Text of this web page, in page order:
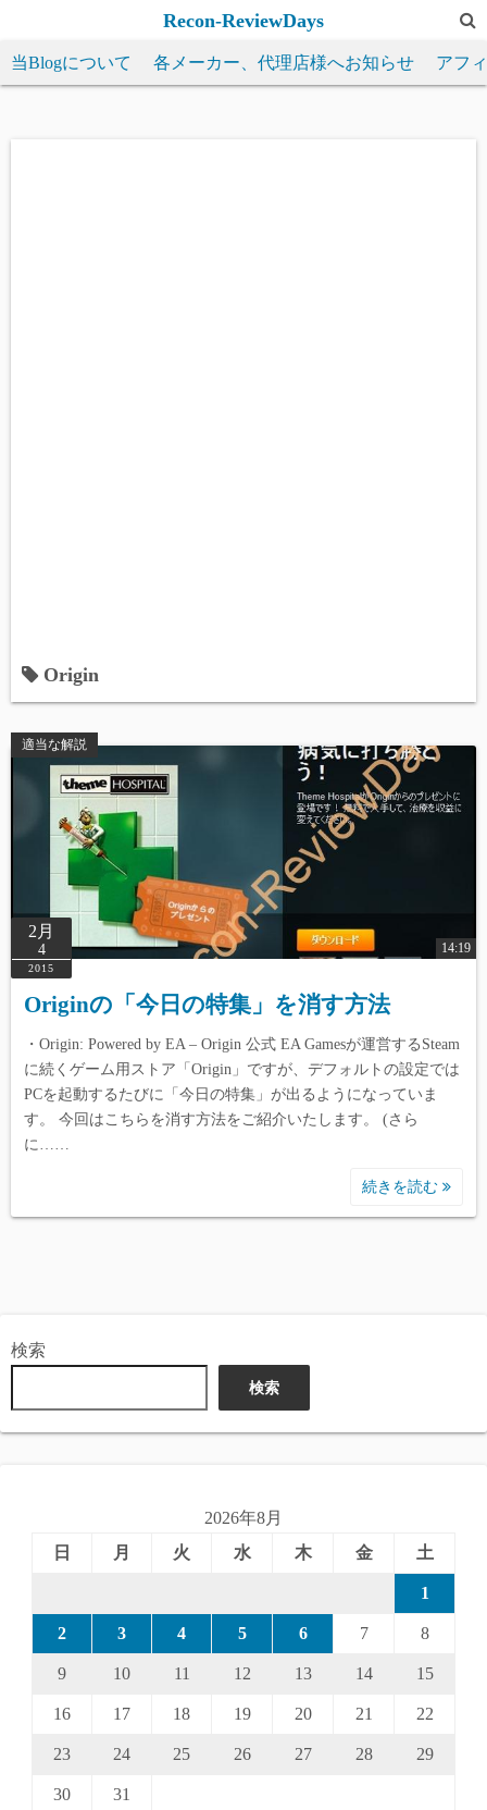
テ
Recon-ReviewDays
当Blogについて 各メーカー、代理店様へお知らせ アフ
Origin
適当な解説
2月
4
2015
14:19
Originの「今日の特集」を消す方法
・Origin: Powered by EA – Origin 公式 EA Gamesが運営するSteam
に続くゲーム用ストア「Origin」ですが、デフォルトの設定では
PCを起動するたびに「今日の特集」が出るようになっていま
す。 今回はこちらを消す方法をご紹介いたします。 (さら
に……
続きを読む
検索
検索
2026年8月
日
月 火 水 木 金 土
1
2 3 4 5 6 7 8
9 10 11 12 13 14 15
16 17 18 19 20 21 22
23 24 25 26 27 28 29
30 31